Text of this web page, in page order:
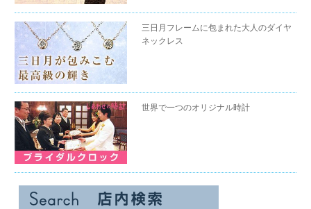
三日月フレームに包まれた大人のダイヤ
ネックレス
世界で一つのオリジナル時計